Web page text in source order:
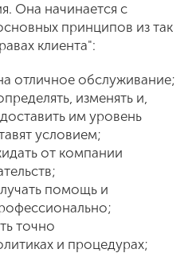
Она начинается с
принципов из так
клиента":
отличное обслуживание;
изменять и,
им уровень
условием;
от компании
помощь и
точно
и процедурах;